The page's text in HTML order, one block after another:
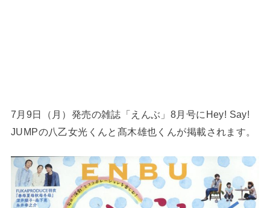
7月9日（月）発売の雑誌「えんぶ」8月号にHey! Say!
JUMPの八乙女光くんと髙木雄也くんが掲載されます。